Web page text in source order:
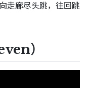
走廊尽头跳，往回跳
）